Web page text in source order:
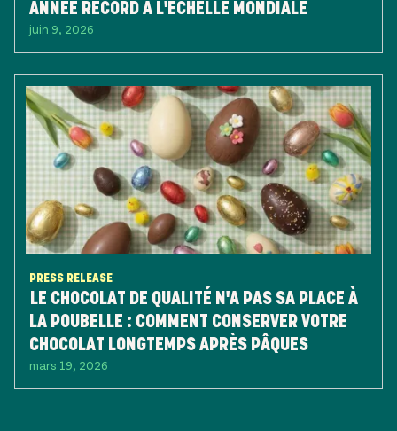
ANNÉE RECORD À L'ÉCHELLE MONDIALE
juin 9, 2026
PRESS RELEASE
LE CHOCOLAT DE QUALITÉ N'A PAS SA PLACE À
LA POUBELLE : COMMENT CONSERVER VOTRE
CHOCOLAT LONGTEMPS APRÈS PÂQUES
mars 19, 2026